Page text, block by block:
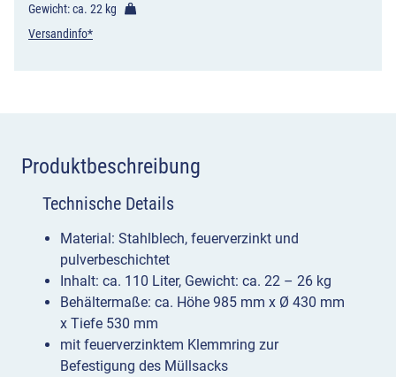
Gewicht: ca. 22 kg
Versandinfo*
Produktbeschreibung
Technische Details
Material: Stahlblech, feuerverzinkt und
pulverbeschichtet
Inhalt: ca. 110 Liter, Gewicht: ca. 22 – 26 kg
Behältermaße: ca. Höhe 985 mm x Ø 430 mm
x Tiefe 530 mm
mit feuerverzinktem Klemmring zur
Befestigung des Müllsacks